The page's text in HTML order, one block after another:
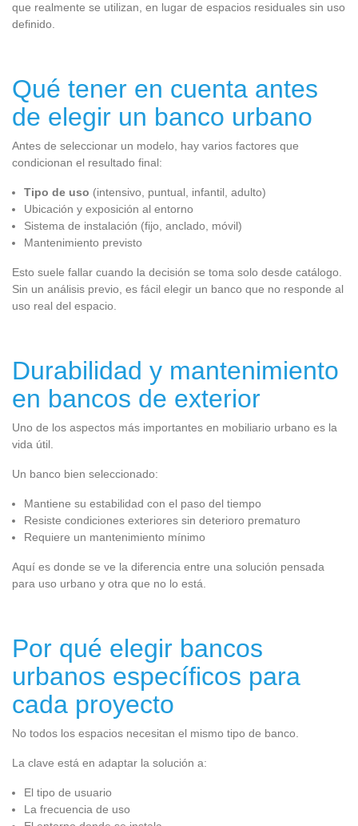
que realmente se utilizan, en lugar de espacios residuales sin uso
definido.
Qué tener en cuenta antes
de elegir un banco urbano
Antes de seleccionar un modelo, hay varios factores que
condicionan el resultado final:
Tipo de uso (intensivo, puntual, infantil, adulto)
Ubicación y exposición al entorno
Sistema de instalación (fijo, anclado, móvil)
Mantenimiento previsto
Esto suele fallar cuando la decisión se toma solo desde catálogo.
Sin un análisis previo, es fácil elegir un banco que no responde al
uso real del espacio.
Durabilidad y mantenimiento
en bancos de exterior
Uno de los aspectos más importantes en mobiliario urbano es la
vida útil.
Un banco bien seleccionado:
Mantiene su estabilidad con el paso del tiempo
Resiste condiciones exteriores sin deterioro prematuro
Requiere un mantenimiento mínimo
Aquí es donde se ve la diferencia entre una solución pensada
para uso urbano y otra que no lo está.
Por qué elegir bancos
urbanos específicos para
cada proyecto
No todos los espacios necesitan el mismo tipo de banco.
La clave está en adaptar la solución a:
El tipo de usuario
La frecuencia de uso